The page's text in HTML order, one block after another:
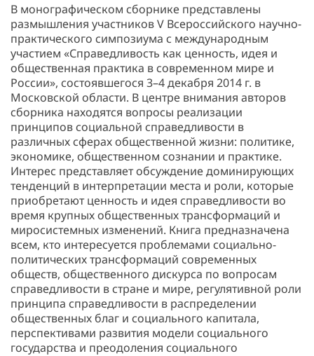
В монографическом сборнике представлены
размышления участников V Всероссийского научно-
практического симпозиума с международным
участием «Справедливость как ценность, идея и
общественная практика в современном мире и
России», состоявшегося 3–4 декабря 2014 г. в
Московской области. В центре внимания авторов
сборника находятся вопросы реализации
принципов социальной справедливости в
различных сферах общественной жизни: политике,
экономике, общественном сознании и практике.
Интерес представляет обсуждение доминирующих
тенденций в интерпретации места и роли, которые
приобретают ценность и идея справедливости во
время крупных общественных трансформаций и
миросистемных изменений. Книга предназначена
всем, кто интересуется проблемами социально-
политических трансформаций современных
обществ, общественного дискурса по вопросам
справедливости в стране и мире, регулятивной роли
принципа справедливости в распределении
общественных благ и социального капитала,
перспективами развития модели социального
государства и преодоления социального